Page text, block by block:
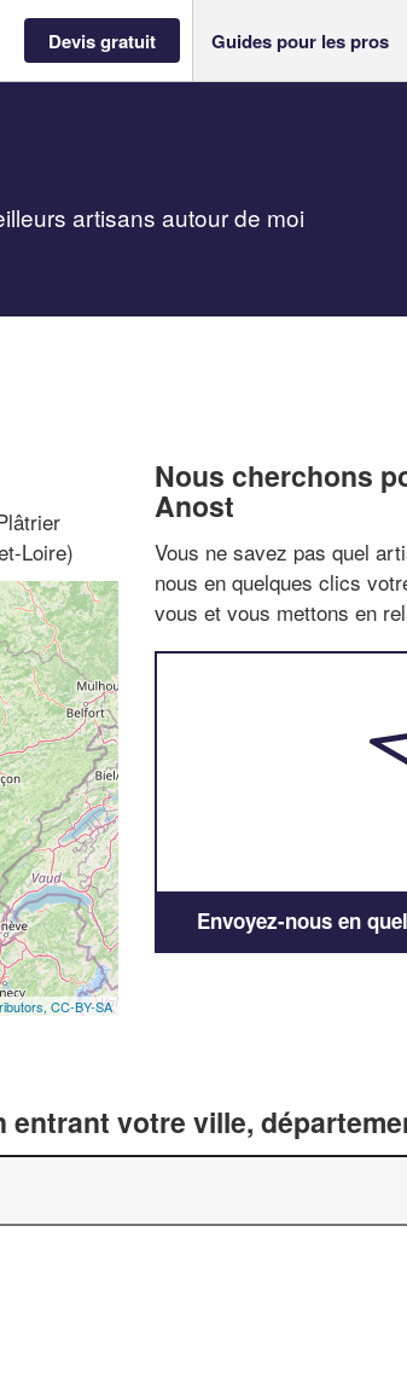
Devis gratuit Guides pour les pros
artisans autour de moi
Loire)
CC-BY-SA
Nous cherchons
Anost
Vous ne savez pas quel
nous en quelques clics
vous et vous mettons en
Envoyez-nous en
entrant votre ville,